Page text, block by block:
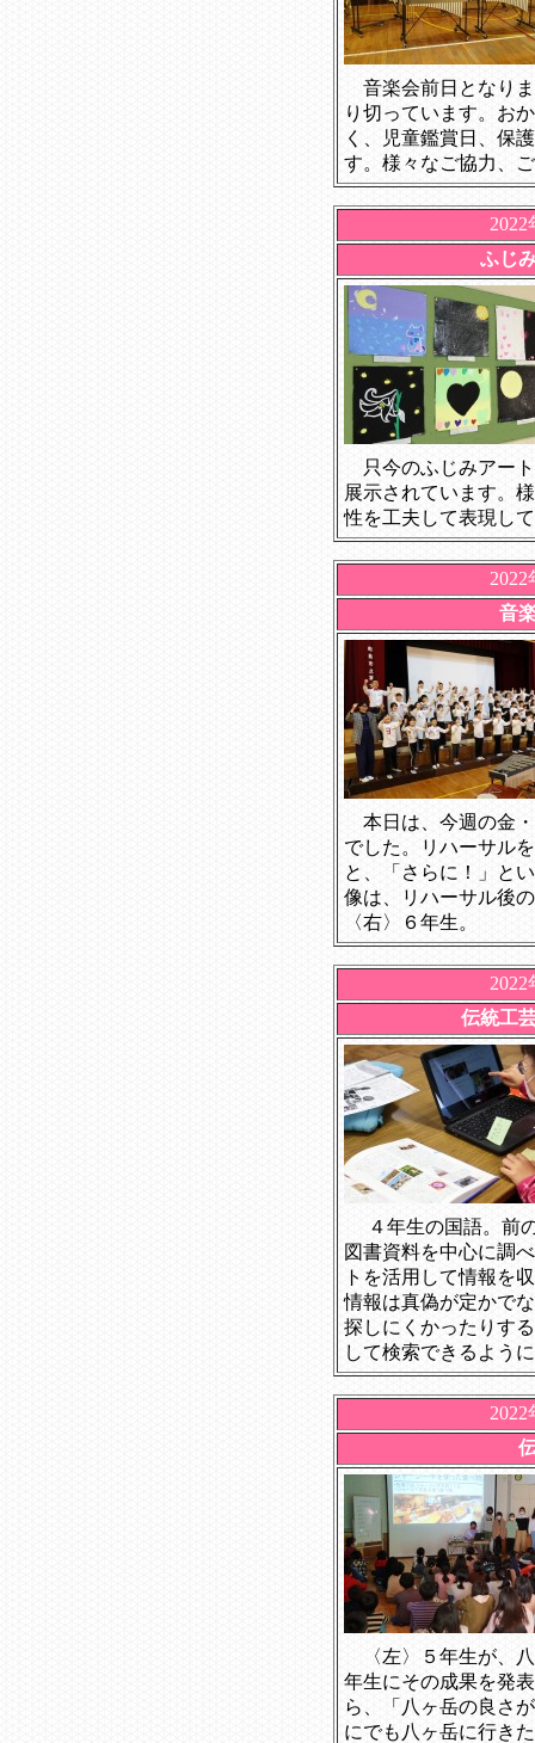
音楽会前日となり
り切っています。お
く、児童鑑賞日、保
す。様々なご協力、
ふじ
只今のふじみアー
展示されています。
性を工夫して表現し
音
本日は、今週の金
でした。リハーサル
と、「さらに！」と
像は、リハーサル後
〈右〉６年生。
伝統工
４年生の国語。前
図書資料を中心に調
トを活用して情報を
情報は真偽が定かで
探しにくかったりす
して検索できるよう
〈左〉５年生が、
年生にその成果を発
ら、「八ヶ岳の良さ
にでも八ヶ岳に行き